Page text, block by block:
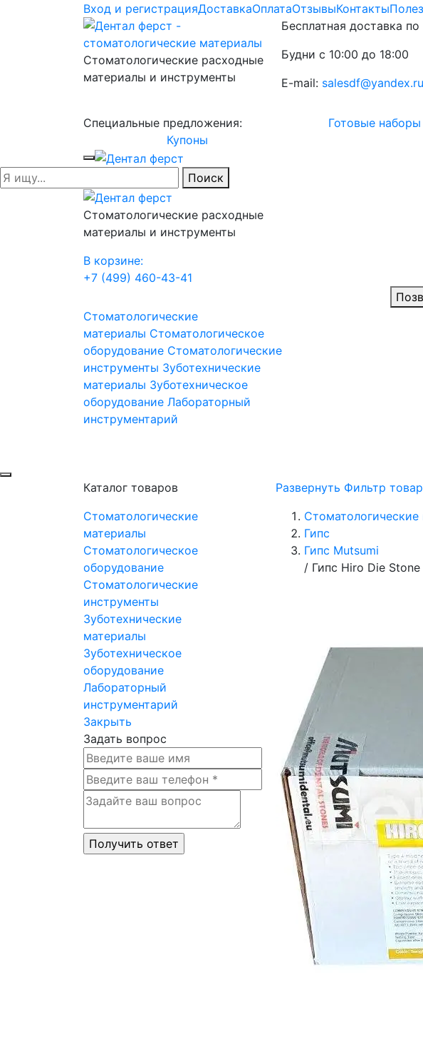
Вход и регистрацияДоставкаОплатаОтзывыКонтакты
Стоматологические расходные
материалы и инструменты
Бесплатная доставка
Будни с 10:00 до 18:00
E-mail: salesdf@yandex.ru
Специальные предложения: Готовые наборы
Купоны
Поиск
Стоматологические расходные
материалы и инструменты
В корзине:
+7 (499) 460-43-41
Стоматологические
материалы Стоматологическое
оборудование Стоматологические
инструменты Зуботехнические
материалы Зуботехническое
оборудование Лабораторный
инструментарий
Каталог товаров
Стоматологические
материалы
Стоматологическое
оборудование
Стоматологические
инструменты
Зуботехнические
материалы
Зуботехническое
оборудование
Лабораторный
инструментарий
Закрыть
Задать вопрос
Развернуть Фильтр
Гипс
Гипс Mutsumi
/ Гипс Hiro Die